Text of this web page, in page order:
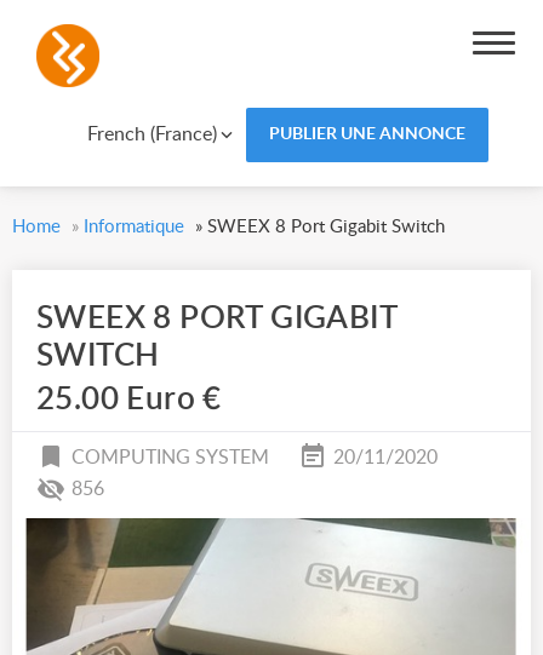
French (France) PUBLIER UNE ANNONCE
Home » Informatique » SWEEX 8 Port Gigabit Switch
SWEEX 8 PORT GIGABIT
SWITCH
25.00 Euro €
COMPUTING SYSTEM
20/11/2020
856